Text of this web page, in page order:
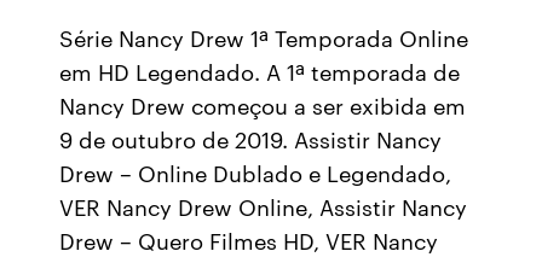
Série Nancy Drew 1ª Temporada Online
em HD Legendado. A 1ª temporada de
Nancy Drew começou a ser exibida em
9 de outubro de 2019. Assistir Nancy
Drew – Online Dublado e Legendado,
VER Nancy Drew Online, Assistir Nancy
Drew – Quero Filmes HD, VER Nancy